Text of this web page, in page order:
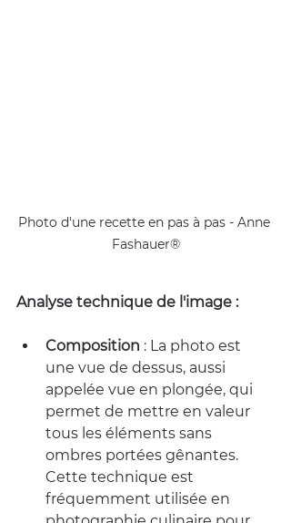
Photo d'une recette en pas à pas - Anne
Fashauer®
Analyse technique de l'image :
Composition : La photo est
une vue de dessus, aussi
appelée vue en plongée, qui
permet de mettre en valeur
tous les éléments sans
ombres portées gênantes.
Cette technique est
fréquemment utilisée en